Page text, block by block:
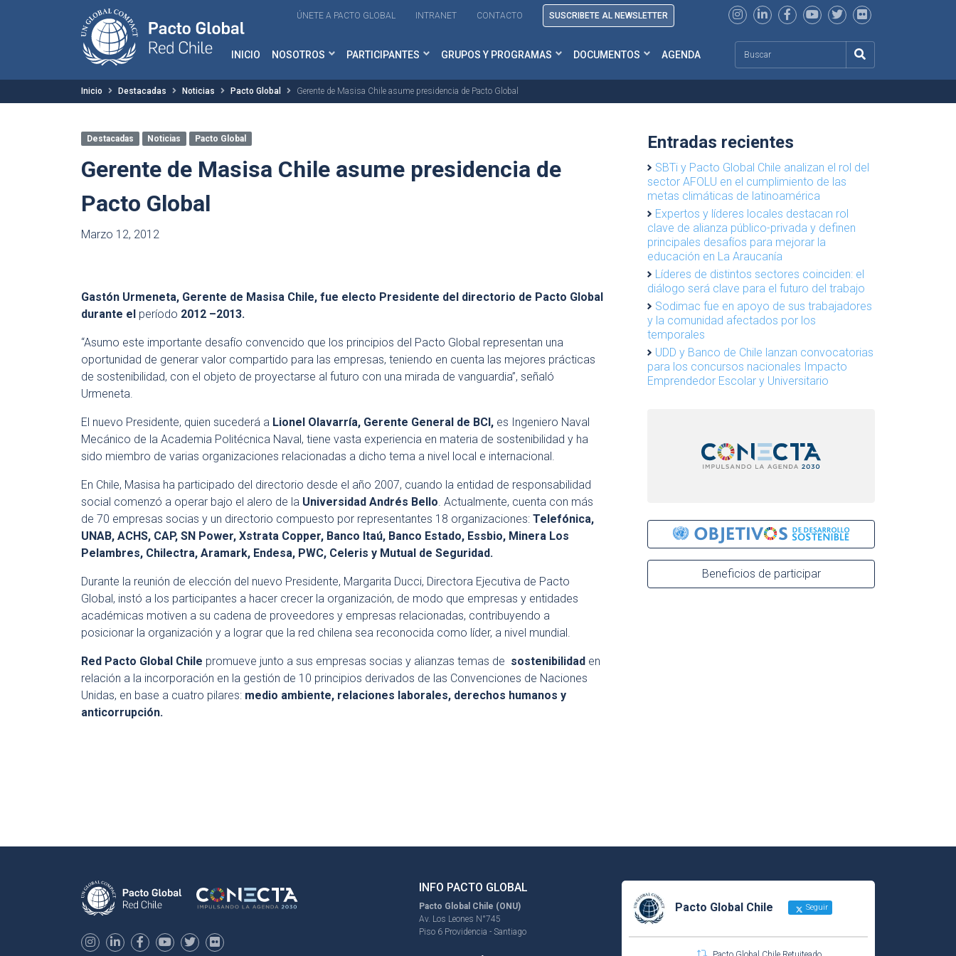
ÚNETE A PACTO GLOBAL INTRANET CONTACTO SUSCRIBETE AL NEWSLETTER
INICIO NOSOTROS PARTICIPANTES GRUPOS Y PROGRAMAS DOCUMENTOS AGENDA
Inicio Destacadas Noticias Pacto Global Gerente de Masisa Chile asume presidencia de Pacto Global
Destacadas Noticias Pacto Global
Gerente de Masisa Chile asume presidencia de
Pacto Global
Marzo 12, 2012
Gastón Urmeneta, Gerente de Masisa Chile, fue electo Presidente del directorio de Pacto Global
durante el período 2012 –2013.
“Asumo este importante desafío convencido que los principios del Pacto Global representan una
oportunidad de generar valor compartido para las empresas, teniendo en cuenta las mejores prácticas
de sostenibilidad, con el objeto de proyectarse al futuro con una mirada de vanguardia”, señaló
Urmeneta.
El nuevo Presidente, quien sucederá a Lionel Olavarría, Gerente General de BCI, es Ingeniero Naval
Mecánico de la Academia Politécnica Naval, tiene vasta experiencia en materia de sostenibilidad y ha
sido miembro de varias organizaciones relacionadas a dicho tema a nivel local e internacional.
En Chile, Masisa ha participado del directorio desde el año 2007, cuando la entidad de responsabilidad
social comenzó a operar bajo el alero de la Universidad Andrés Bello. Actualmente, cuenta con más
de 70 empresas socias y un directorio compuesto por representantes 18 organizaciones: Telefónica,
UNAB, ACHS, CAP, SN Power, Xstrata Copper, Banco Itaú, Banco Estado, Essbio, Minera Los
Pelambres, Chilectra, Aramark, Endesa, PWC, Celeris y Mutual de Seguridad.
Durante la reunión de elección del nuevo Presidente, Margarita Ducci, Directora Ejecutiva de Pacto
Global, instó a los participantes a hacer crecer la organización, de modo que empresas y entidades
académicas motiven a su cadena de proveedores y empresas relacionadas, contribuyendo a
posicionar la organización y a lograr que la red chilena sea reconocida como líder, a nivel mundial.
Red Pacto Global Chile promueve junto a sus empresas socias y alianzas temas de sostenibilidad en
relación a la incorporación en la gestión de 10 principios derivados de las Convenciones de Naciones
Unidas, en base a cuatro pilares: medio ambiente, relaciones laborales, derechos humanos y
anticorrupción.
Entradas recientes
SBTi y Pacto Global Chile analizan el rol del
sector AFOLU en el cumplimiento de las
metas climáticas de latinoamérica
Expertos y líderes locales destacan rol
clave de alianza público-privada y definen
principales desafíos para mejorar la
educación en La Araucanía
Líderes de distintos sectores coinciden: el
diálogo será clave para el futuro del trabajo
Sodimac fue en apoyo de sus trabajadores
y la comunidad afectados por los
temporales
UDD y Banco de Chile lanzan convocatorias
para los concursos nacionales Impacto
Emprendedor Escolar y Universitario
Beneficios de participar
INFO PACTO GLOBAL
Pacto Global Chile (ONU)
Av. Los Leones N°745
Piso 6 Providencia - Santiago
Pacto Global Chile Seguir